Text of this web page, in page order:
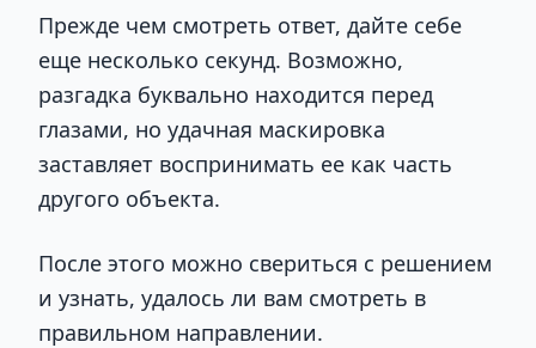
Прежде чем смотреть ответ, дайте себе
еще несколько секунд. Возможно,
разгадка буквально находится перед
глазами, но удачная маскировка
заставляет воспринимать ее как часть
другого объекта.
После этого можно свериться с решением
и узнать, удалось ли вам смотреть в
правильном направлении.